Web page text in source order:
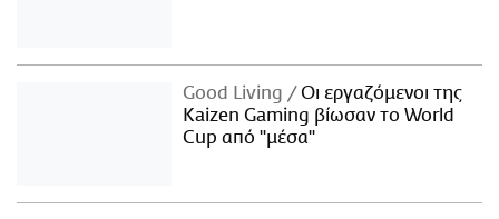
Good Living
Οι εργαζόμενοι της
Kaizen Gaming βίωσαν το World
Cup από "μέσα"